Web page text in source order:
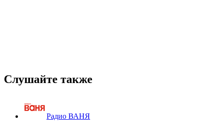
Слушайте также
Радио ВАНЯ